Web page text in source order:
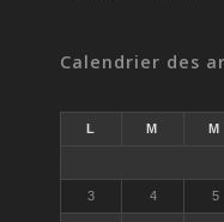
Calendrier des
L M M
3 4 5